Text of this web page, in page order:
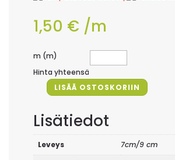
1,50 € /m
m (m)
Hinta yhteensä
Vaaleansininen
määrä
LISÄÄ OSTOSKORIIN
Lisätiedot
Leveys 7cm/9 cm